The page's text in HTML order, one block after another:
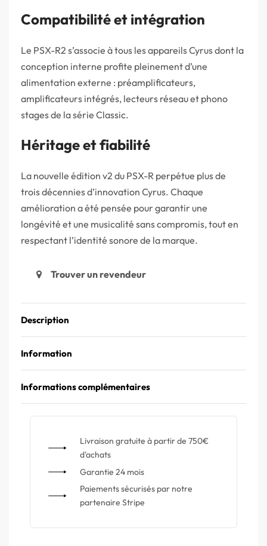
Compatibilité et intégration
Le PSX-R2 s’associe à tous les appareils Cyrus dont la
conception interne profite pleinement d’une
alimentation externe : préamplificateurs,
amplificateurs intégrés, lecteurs réseau et phono
stages de la série Classic.
Héritage et fiabilité
La nouvelle édition v2 du PSX-R perpétue plus de
trois décennies d’innovation Cyrus. Chaque
amélioration a été pensée pour garantir une
longévité et une musicalité sans compromis, tout en
respectant l’identité sonore de la marque.
Trouver un revendeur
Description
Information
Informations complémentaires
Livraison gratuite à partir de 750€
d'achats
Garantie 24 mois
Paiements sécurisés par notre
partenaire Stripe